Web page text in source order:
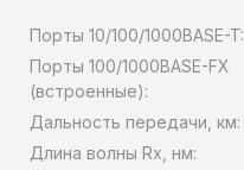
Порты 10/100/1000BASE-T:
Порты 100/1000BASE-FX
(встроенные):
Дальность передачи, км:
Длина волны Rx, нм: